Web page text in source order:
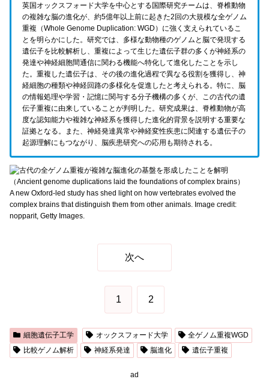
英国オックスフォード大学を中心とする国際研究チームは、脊椎動物
の複雑な脳の進化が、約5億年以上前に起きた2回の大規模な全ゲノム
重複（Whole Genome Duplication: WGD）に強く支えられているこ
とを明らかにした。研究では、多様な動物種のゲノムと脳で発現する
遺伝子を比較解析し、重複によって生じた遺伝子群の多くが神経系の
発達や神経細胞間通信に関わる機能へ特化して進化したことを示し
た。重複した遺伝子は、その後の進化過程で異なる役割を獲得し、神
経細胞の種類や神経回路の多様化を促進したと考えられる。特に、脳
の情報処理や学習・記憶に関与する分子機構の多くが、この古代の遺
伝子重複に由来していることが判明した。研究成果は、脊椎動物が高
度な認知能力や複雑な神経系を獲得した進化的背景を説明する重要な
証拠となる。また、神経発達異常や神経変性疾患に関連する遺伝子の
起源理解にもつながり、脳疾患研究への応用も期待される。
A new Oxford-led study has shed light on how vertebrates evolved the
complex brains that distinguish them from other animals. Image credit:
nopparit, Getty Images.
次へ
1 2
細胞遺伝子工学 オックスフォード大学
全ゲノム重複WGD
比較ゲノム解析
神経系発達 脳進化 遺伝子重複
ad